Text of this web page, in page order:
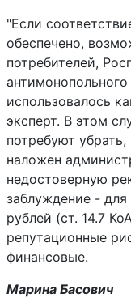
"Если
обеспечено,
потребителей,
использовалось
эксперт. В этом
потребуют
наложен
недостоверную
заблуждение -
рублей (ст. 14.7
репутационные
финансовые.
Марина Басович